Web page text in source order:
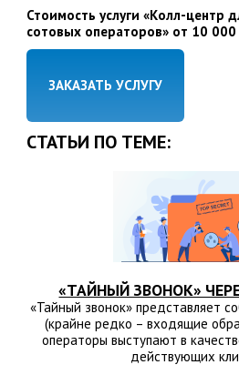
Стоимость услуги «Колл-центр
сотовых операторов» от 10 000
ЗАКАЗАТЬ УСЛУГУ
СТАТЬИ ПО ТЕМЕ:
«ТАЙНЫЙ ЗВОНОК»
«Тайный звонок» представляет
(крайне редко – входящие
операторы выступают в
действующих